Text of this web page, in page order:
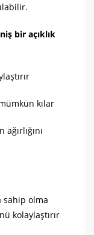
bir açıklık
kılar
sahip olma
kolaylaştırır